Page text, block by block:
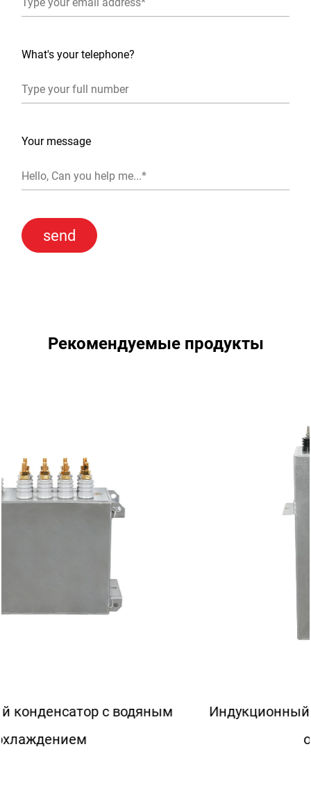
What's your telephone?
Your message
Рекомендуемые продукты
Индукционный конденсатор с воздушным